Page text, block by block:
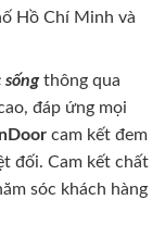
Hồ Chí Minh và
sốngthông qua
đáp ứng mọi
cam kết đem
đối. Cam kết chất
sóc khách hàng